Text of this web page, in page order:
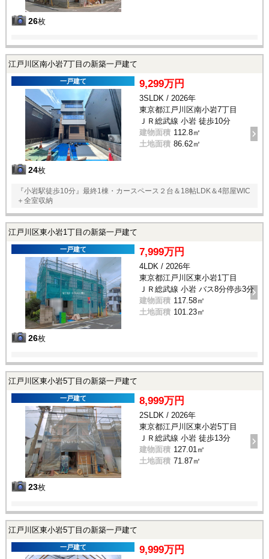
26枚
江戸川区南小岩7丁目の新築一戸建て
一戸建て
24枚
9,299万円
3SLDK / 2026年
東京都江戸川区南小岩7丁目
ＪＲ総武線 小岩 徒歩10分
建物面積 112.8㎡
土地面積 86.62㎡
『小岩駅徒歩10分』最終1棟・カースペース２台＆18帖LDK＆4部屋WIC
＋全室収納
江戸川区東小岩1丁目の新築一戸建て
一戸建て
26枚
7,999万円
4LDK / 2026年
東京都江戸川区東小岩1丁目
ＪＲ総武線 小岩 バス8分停歩3分
建物面積 117.58㎡
土地面積 101.23㎡
江戸川区東小岩5丁目の新築一戸建て
一戸建て
23枚
8,999万円
2SLDK / 2026年
東京都江戸川区東小岩5丁目
ＪＲ総武線 小岩 徒歩13分
建物面積 127.01㎡
土地面積 71.87㎡
江戸川区東小岩5丁目の新築一戸建て
一戸建て 9,999万円